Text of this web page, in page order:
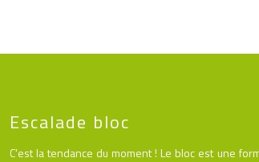
Escalade bloc
C'est la tendance du moment ! Le bloc est une